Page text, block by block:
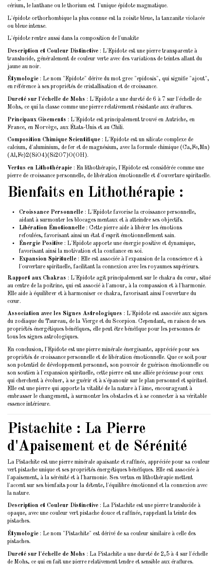
cérium, le lanthane ou le thorium est l'unique épidote magmatique.
L'épidote orthorhombique la plus connue est la zoisite bleue, la tanzanite violacée
ou bleue intense.
L'épidote rentre aussi dans la composition de l'unakite
Description et Couleur Distinctive : L'Epidote est une pierre transparente à
translucide, généralement de couleur verte avec des variations de teintes allant du
jaune au noir.
Étymologie : Le nom "Epidote" dérive du mot grec "epidosis", qui signifie "ajout",
en référence à ses propriétés de cristallisation et de croissance.
Dureté sur l'échelle de Mohs : L'Epidote a une dureté de 6 à 7 sur l'échelle de
Mohs, ce qui la classe comme une pierre relativement résistante aux éraflures.
Principaux Gisements : L'Epidote est principalement trouvé en Autriche, en
France, en Norvège, aux États-Unis et au Chili.
Composition Chimique Scientifique : L'Epidote est un silicate complexe de
calcium, d'aluminium, de fer et de magnésium, avec la formule chimique (Ca,Fe,Mn)
(Al,Fe)2(SiO4)(Si2O7)O(OH).
Vertus en Lithothérapie : En lithothérapie, l'Epidote est considérée comme une
pierre de croissance personnelle, de libération émotionnelle et d'ouverture spirituelle.
Bienfaits en Lithothérapie :
Croissance Personnelle : L'Epidote favorise la croissance personnelle,
aidant à surmonter les blocages mentaux et à atteindre ses objectifs.
Libération Émotionnelle : Cette pierre aide à libérer les émotions
refoulées, favorisant ainsi un état d'esprit émotionnellement sain.
Énergie Positive : L'Epidote apporte une énergie positive et dynamique,
favorisant ainsi la motivation et la confiance en soi.
Expansion Spirituelle : Elle est associée à l'expansion de la conscience et à
l'ouverture spirituelle, facilitant la connexion avec les royaumes supérieurs.
Rapport aux Chakras : L'Epidote agit principalement sur le chakra du cœur, situé
au centre de la poitrine, qui est associé à l'amour, à la compassion et à l'harmonie.
Elle aide à équilibrer et à harmoniser ce chakra, favorisant ainsi l'ouverture du
cœur.
Association avec les Signes Astrologiques : L'Epidote est associée aux signes
du zodiaque du Taureau, de la Vierge et du Scorpion. Cependant, en raison de ses
propriétés énergétiques bénéfiques, elle peut être bénéfique pour les personnes de
tous les signes astrologiques.
En conclusion, l'Epidote est une pierre minérale énergisante, appréciée pour ses
propriétés de croissance personnelle et de libération émotionnelle. Que ce soit pour
son potentiel de développement personnel, son pouvoir de guérison émotionnelle ou
son soutien à l'expansion spirituelle, cette pierre est une alliée précieuse pour ceux
qui cherchent à évoluer, à se guérir et à s'épanouir sur le plan personnel et spirituel.
Elle est une pierre qui apporte la vitalité de la nature à l'âme, encourageant à
embrasser le changement, à surmonter les obstacles et à se connecter à sa véritable
essence intérieure.
Pistachite : La Pierre
d'Apaisement et de Sérénité
La Pistachite est une pierre minérale apaisante et raffinée, appréciée pour sa couleur
vert pistache unique et ses propriétés énergétiques bénéfiques. Elle est associée à
l'apaisement, à la sérénité et à l'harmonie. Ses vertus en lithothérapie mettent
l'accent sur ses bienfaits pour la détente, l'équilibre émotionnel et la connexion avec
la nature.
Description et Couleur Distinctive : La Pistachite est une pierre translucide à
opaque, avec une couleur vert pistache douce et raffinée, rappelant la teinte des
pistaches.
Étymologie : Le nom "Pistachite" est dérivé de sa couleur similaire à celle des
pistaches.
Dureté sur l'échelle de Mohs : La Pistachite a une dureté de 2,5 à 4 sur l'échelle
de Mohs, ce qui en fait une pierre relativement tendre et sensible aux éraflures.